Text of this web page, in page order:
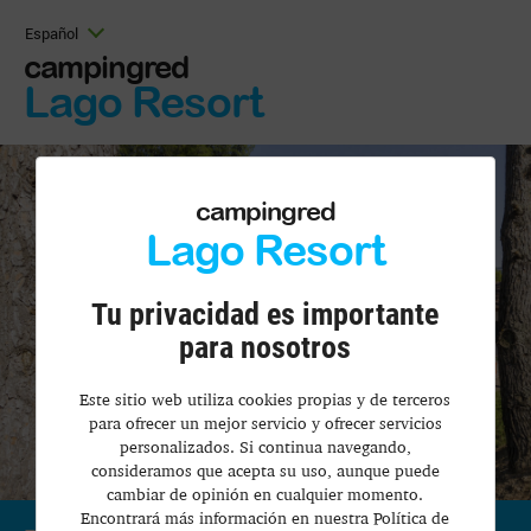
Español
campingred
Lago Resort
campingred
Lago Resort
Tu privacidad es importante
para nosotros
Este sitio web utiliza cookies propias y de terceros
para ofrecer un mejor servicio y ofrecer servicios
personalizados. Si continua navegando,
consideramos que acepta su uso, aunque puede
cambiar de opinión en cualquier momento.
Encontrará más información en nuestra Política de